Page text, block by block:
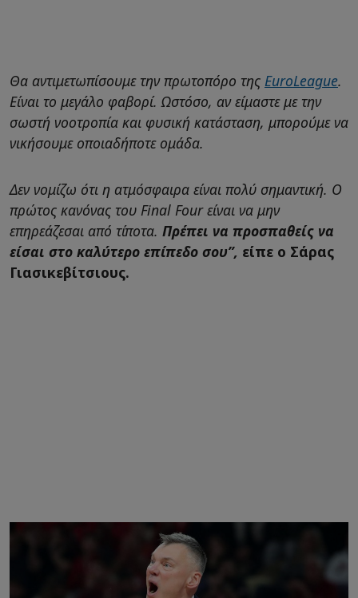
Θα αντιμετωπίσουμε την πρωτοπόρο της EuroLeague.
Είναι το μεγάλο φαβορί. Ωστόσο, αν είμαστε με την
σωστή νοοτροπία και φυσική κατάσταση, μπορούμε να
νικήσουμε οποιαδήποτε ομάδα.
Δεν νομίζω ότι η ατμόσφαιρα είναι πολύ σημαντική. Ο
πρώτος κανόνας του Final Four είναι να μην
επηρεάζεσαι από τίποτα. Πρέπει να προσπαθείς να
είσαι στο καλύτερο επίπεδο σου”, είπε ο Σάρας
Γιασικεβίτσιους.